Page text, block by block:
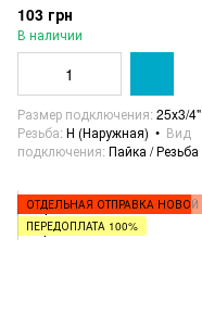
103 грн
В наличии
Размер подключения 25х3/4"
Резьба Н (Наружная)
Вид
подключения Пайка / Резьба
ПЕРЕДОПЛАТА 100%